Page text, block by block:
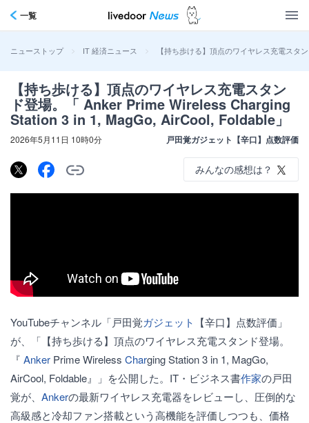
一覧
ニューストップ > IT 経済ニュース > 【持ち歩ける】頂点のワイヤレス充電ス
【持ち歩ける】頂点のワイヤレス充電スタン
ド登場。「 Anker Prime Wireless Charging
Station 3 in 1, MagGo, AirCool, Foldable」
2026年5月11日 10時0分 戸田覚ガジェット【辛口】点数評価
みんなの感想は？
YouTubeチャンネル「戸田覚ガジェット 【辛口】点数評価」
が、「【持ち歩ける】頂点のワイヤレス充電スタンド登場。
『 Anker Prime Wireless Charging Station 3 in 1, MagGo,
AirCool, Foldable』」を公開した。IT・ビジネス書作家の戸田
覚が、 Ankerの最新ワイヤレス充電器をレビューし、圧倒的な
高級感と冷却ファン搭載という高機能を評価しつつも、価格